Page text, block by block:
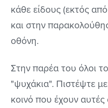
κάθε είδους (εκτός
και στην
οθόνη.
Στην παρέα του όλοι
"ψυχάκια". Πιστέψτε
κοινό που έχουν αυτές